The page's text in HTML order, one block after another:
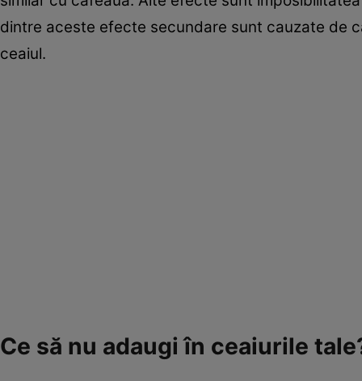
dintre aceste efecte secundare sunt cauzate de
ceaiul.
Ce să nu adaugi în ceaiurile